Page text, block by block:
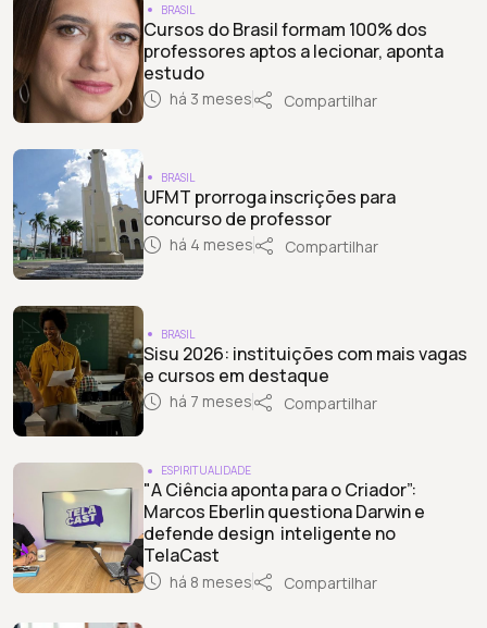
BRASIL
Cursos do Brasil formam 100% dos
professores aptos a lecionar, aponta
estudo
há 3 meses Compartilhar
BRASIL
UFMT prorroga inscrições para
concurso de professor
há 4 meses Compartilhar
BRASIL
Sisu 2026: instituições com mais vagas
e cursos em destaque
há 7 meses Compartilhar
ESPIRITUALIDADE
"A Ciência aponta para o Criador”:
Marcos Eberlin questiona Darwin e
defende design inteligente no
TelaCast
há 8 meses Compartilhar